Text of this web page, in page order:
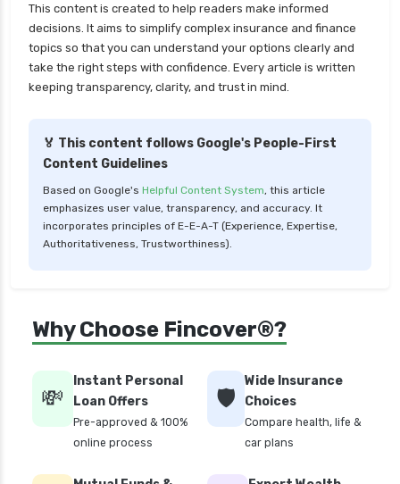
personal loan for it professionals
personal loan for marriage
personal loan for nri
personal loan for self employed
personal loan for women
personal loan in 10 minutes
personal loan in andhra pradesh
personal loan in coimbatore
personal loan in delhi
personal loan in hyderabad
personal loan in karnataka
This content is created to help readers make informed
decisions. It aims to simplify complex insurance and finance
topics so that you can understand your options clearly and
take the right steps with confidence. Every article is written
keeping transparency, clarity, and trust in mind.
🏅 This content follows Google's People-First
Content Guidelines
Based on Google's Helpful Content System, this article
emphasizes user value, transparency, and accuracy. It
incorporates principles of E-E-A-T (Experience, Expertise,
Authoritativeness, Trustworthiness).
Why Choose Fincover®?
💸
Instant Personal
Loan Offers
Pre-approved & 100%
online process
🛡️
Wide Insurance
Choices
Compare health, life &
car plans